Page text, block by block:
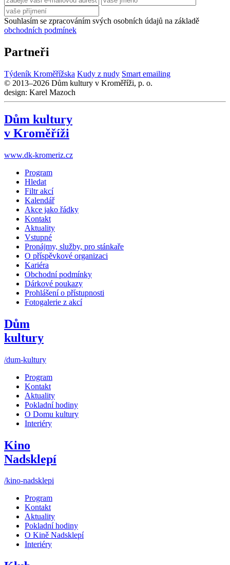
Souhlasím se zpracováním svých osobních údajů na základě
obchodních podmínek
Partneři
Týdeník Kroměřížska Kudy z nudy Smart emailing
© 2013–2026 Dům kultury v Kroměříži, p. o.
design: Karel Mazoch
Dům kultury
v Kroměříži
www.dk-kromeriz.cz
Program
Hledat
Filtr akcí
Kalendář
Akce jako řádky
Kontakt
Aktuality
Vstupné
Pronájmy, služby, pro stánkaře
O příspěvkové organizaci
Kariéra
Obchodní podmínky
Dárkové poukazy
Prohlášení o přístupnosti
Fotogalerie z akcí
Dům
kultury
/dum-kultury
Program
Kontakt
Aktuality
Pokladní hodiny
O Domu kultury
Interiéry
Kino
Nadsklepí
/kino-nadsklepi
Program
Kontakt
Aktuality
Pokladní hodiny
O Kině Nadsklepí
Interiéry